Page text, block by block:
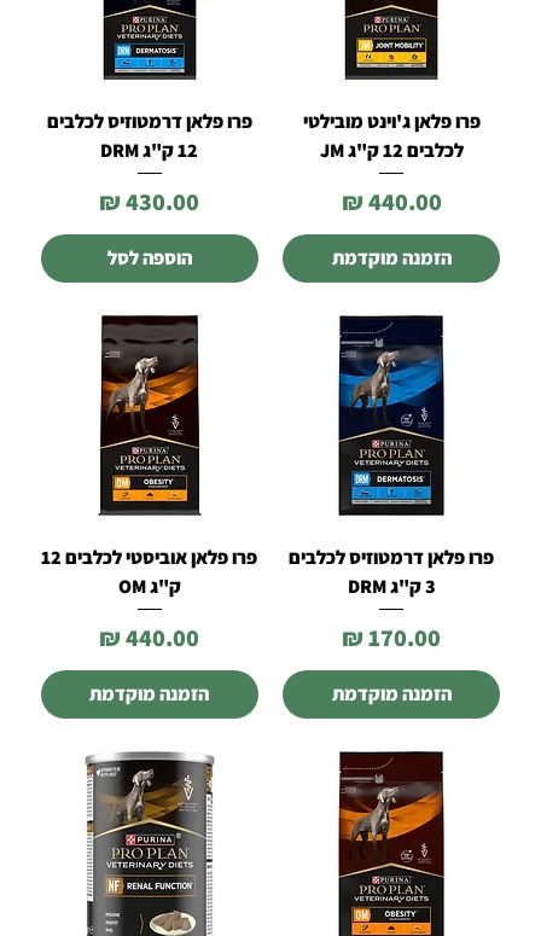
פרו פלאן ג'וינט מובילטי
לכלבים 12 ק"ג JM
מחיר
הזמנה מוקדמת
פרו פלאן דרמטוזיס לכלבים
12 ק"ג DRM
מחיר
הוספה לסל
פרו פלאן דרמטוזיס לכלבים
3 ק"ג DRM
מחיר
הזמנה מוקדמת
פרו פלאן אוביסטי לכלבים 12
ק"ג OM
מחיר
הזמנה מוקדמת